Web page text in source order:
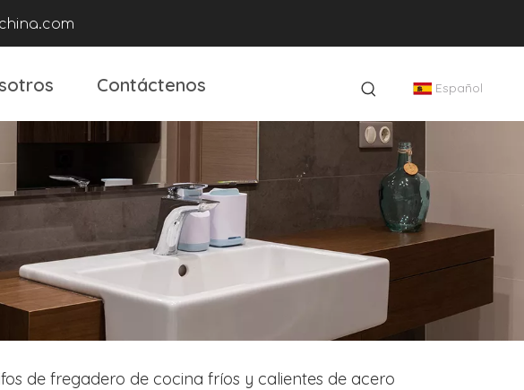
Contáctenos Español
de fregadero de cocina fríos y calientes de acero